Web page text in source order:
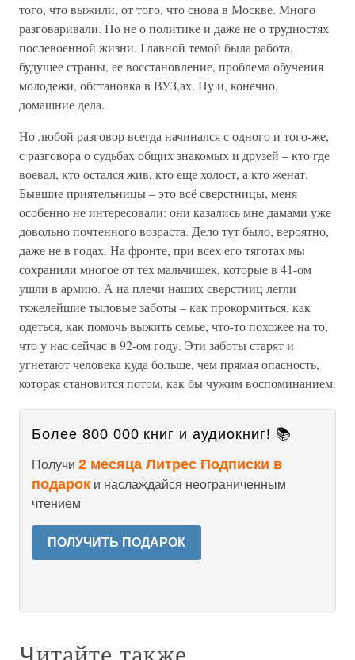
того, что выжили, от того, что снова в Москве. Много
разговаривали. Но не о политике и даже не о трудностях
послевоенной жизни. Главной темой была работа,
будущее страны, ее восстановление, проблема обучения
молодежи, обстановка в ВУЗ,ах. Ну и, конечно,
домашние дела.
Но любой разговор всегда начинался с одного и того-же,
с разговора о судьбах общих знакомых и друзей – кто где
воевал, кто остался жив, кто еще холост, а кто женат.
Бывшие приятельницы – это всё сверстницы, меня
особенно не интересовали: они казались мне дамами уже
довольно почтенного возраста. Дело тут было, вероятно,
даже не в годах. На фронте, при всех его тяготах мы
сохранили многое от тех мальчишек, которые в 41-ом
ушли в армию. А на плечи наших сверстниц легли
тяжелейшие тыловые заботы – как прокормиться, как
одеться, как помочь выжить семье, что-то похожее на то,
что у нас сейчас в 92-ом году. Эти заботы старят и
угнетают человека куда больше, чем прямая опасность,
которая становится потом, как бы чужим воспоминанием.
Более 800 000 книг и аудиокниг! 📚
Получи 2 месяца Литрес Подписки в
подарок и наслаждайся неограниченным
чтением
ПОЛУЧИТЬ ПОДАРОК